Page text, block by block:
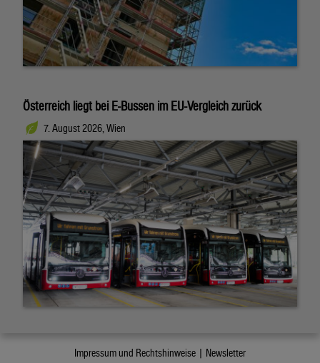
Österreich liegt bei E-Bussen im EU-Vergleich zurück
7. August 2026, Wien
Impressum und Rechtshinweise | Newsletter